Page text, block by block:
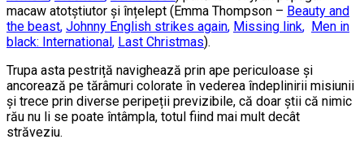
macaw atotștiutor și înțelept (Emma Thompson – Beauty and
the beast, Johnny English strikes again, Missing link, Men in
black: International, Last Christmas).
Trupa asta pestriță navighează prin ape periculoase și
ancorează pe tărâmuri colorate în vederea îndeplinirii misiunii
și trece prin diverse peripeții previzibile, că doar știi că nimic
rău nu li se poate întâmpla, totul fiind mai mult decât
străveziu.